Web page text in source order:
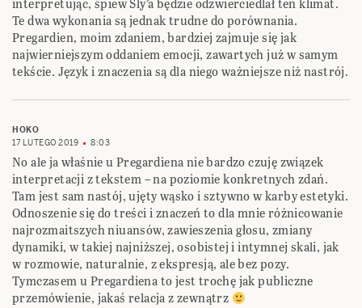
interpretując, śpiew Sly’a będzie odzwierciedlał ten klimat.
Te dwa wykonania są jednak trudne do porównania.
Pregardien, moim zdaniem, bardziej zajmuje się jak
najwierniejszym oddaniem emocji, zawartych już w samym
tekście. Język i znaczenia są dla niego ważniejsze niż nastrój.
HOKO
17 LUTEGO 2019
8:03
No ale ja właśnie u Pregardiena nie bardzo czuję związek
interpretacji z tekstem – na poziomie konkretnych zdań.
Tam jest sam nastój, ujęty wąsko i sztywno w karby estetyki.
Odnoszenie się do treści i znaczeń to dla mnie różnicowanie
najrozmaitszych niuansów, zawieszenia głosu, zmiany
dynamiki, w takiej najniższej, osobistej i intymnej skali, jak
w rozmowie, naturalnie, z ekspresją, ale bez pozy.
Tymczasem u Pregardiena to jest trochę jak publiczne
przemówienie, jakaś relacja z zewnątrz